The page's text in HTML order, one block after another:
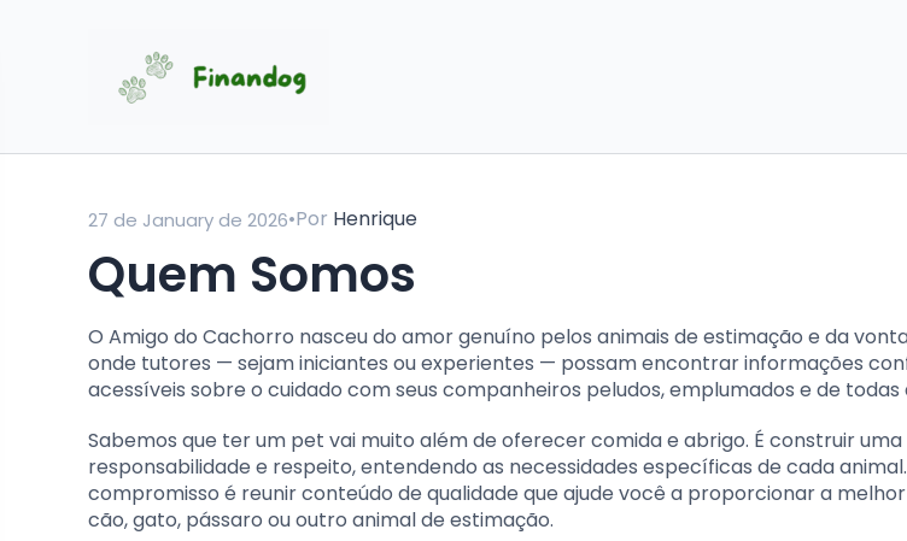
27 de January de 2026•Por Henrique
Quem Somos
O Amigo do Cachorro nasceu do amor genuíno pelos animais de estimação e da
onde tutores — sejam iniciantes ou experientes — possam encontrar informações
acessíveis sobre o cuidado com seus companheiros peludos, emplumados e de todas
Sabemos que ter um pet vai muito além de oferecer comida e abrigo. É construir
responsabilidade e respeito, entendendo as necessidades específicas de cada animal.
compromisso é reunir conteúdo de qualidade que ajude você a proporcionar a
cão, gato, pássaro ou outro animal de estimação.